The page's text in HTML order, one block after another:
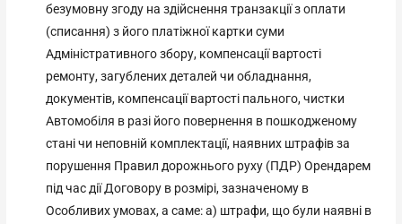
безумовну згоду на здійснення транзакції з оплати
(списання) з його платіжної картки суми
Адміністративного збору, компенсації вартості
ремонту, загублених деталей чи обладнання,
документів, компенсації вартості пального, чистки
Автомобіля в разі його повернення в пошкодженому
стані чи неповній комплектації, наявних штрафів за
порушення Правил дорожнього руху (ПДР) Орендарем
під час дії Договору в розмірі, зазначеному в
Особливих умовах, а саме: а) штрафи, що були наявні в